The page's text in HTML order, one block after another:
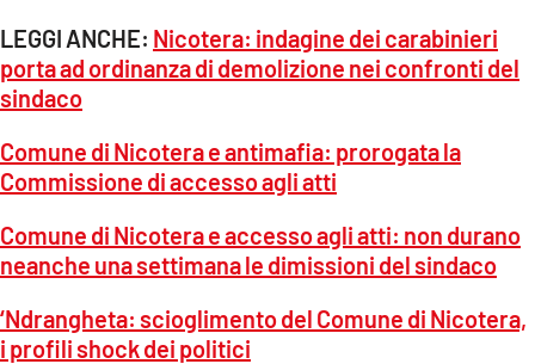
LEGGI ANCHE: Nicotera: indagine dei carabinieri
porta ad ordinanza di demolizione nei confronti del
sindaco
Comune di Nicotera e antimafia: prorogata la
Commissione di accesso agli atti
Comune di Nicotera e accesso agli atti: non durano
neanche una settimana le dimissioni del sindaco
‘Ndrangheta: scioglimento del Comune di Nicotera,
i profili shock dei politici